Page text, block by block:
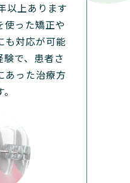
以上あります
使った矯正や
も対応が可能
で、患者さ
あった治療方